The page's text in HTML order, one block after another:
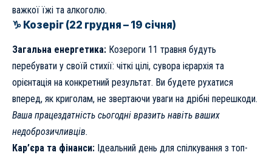
важкої їжі та алкоголю.
♑ Козеріг (22 грудня – 19 січня)
Загальна енергетика: Козероги 11 травня будуть
перебувати у своїй стихії: чіткі цілі, сувора ієрархія та
орієнтація на конкретний результат. Ви будете рухатися
вперед, як криголам, не звертаючи уваги на дрібні перешкоди.
Ваша працездатність сьогодні вразить навіть ваших
недоброзичливців.
Кар’єра та фінанси: Ідеальний день для спілкування з топ-